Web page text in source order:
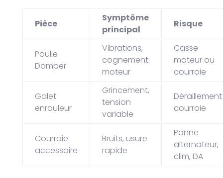
Pièce
Symptôme
principal
Risque
Poulie
Damper
Vibrations,
cognement
moteur
Casse
moteur ou
courroie
Galet
enrouleur
Grincement,
tension
variable
Déraillement
courroie
Courroie
accessoire
Bruits, usure
rapide
Panne
alternateur,
clim, DA